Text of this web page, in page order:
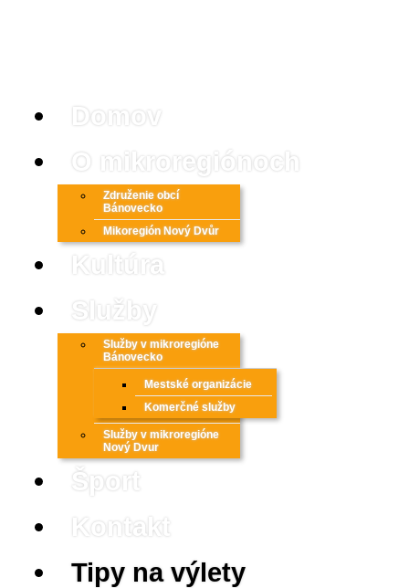
Domov
O mikroregiónoch
Združenie obcí
Bánovecko
Mikoregión Nový Dvůr
Kultúra
Služby
Služby v mikroregióne
Bánovecko
Mestské organizácie
Komerčné služby
Služby v mikroregióne
Nový Dvur
Šport
Kontakt
Tipy na výlety